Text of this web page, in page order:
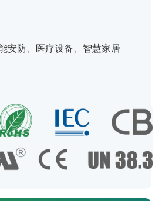
安防、医疗设备、智慧家居